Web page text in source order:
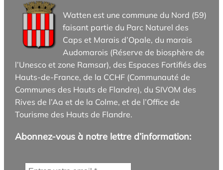
Watten est une commune du Nord (59)
faisant partie du Parc Naturel des
Caps et Marais d’Opale, du marais
Audomarois (Réserve de biosphère de
l’Unesco et zone Ramsar), des Espaces Fortifiés des
Hauts-de-France, de la CCHF (Communauté de
Communes des Hauts de Flandre), du SIVOM des
Rives de l’Aa et de la Colme, et de l’Office de
Tourisme des Hauts de Flandre.
Abonnez-vous à notre lettre d’information: